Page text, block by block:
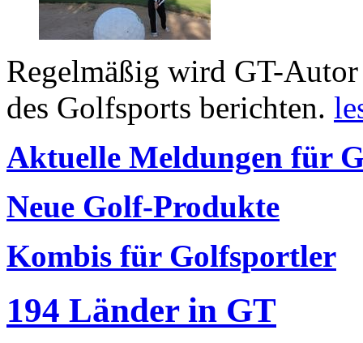
Regelmäßig wird GT-
des Golfsports berichten.
Aktuelle Meldungen für
Neue Golf-Produkte
Kombis für Golfsportler
194 Länder in GT